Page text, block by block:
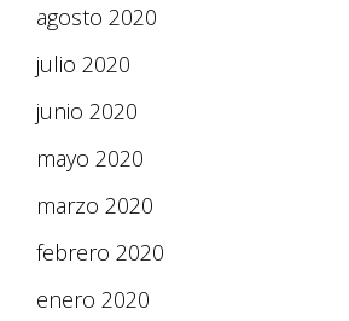
agosto 2020
julio 2020
junio 2020
mayo 2020
marzo 2020
febrero 2020
enero 2020